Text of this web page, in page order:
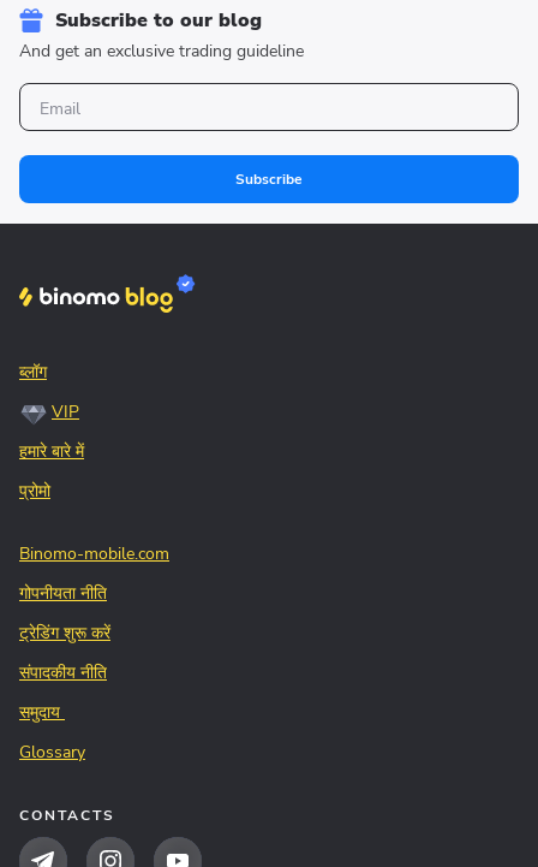
Subscribe to our blog
And get an exclusive trading guideline
Subscribe
ब्लॉग
VIP
हमारे बारे में
प्रोमो
Binomo-mobile.com
गोपनीयता नीति
ट्रेडिंग शुरू करें
संपादकीय नीति
समुदाय
Glossary
CONTACTS